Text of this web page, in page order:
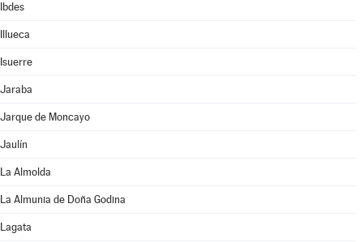
Ibdes
Illueca
Isuerre
Jaraba
Jarque de Moncayo
Jaulín
La Almolda
La Almunia de Doña Godina
Lagata